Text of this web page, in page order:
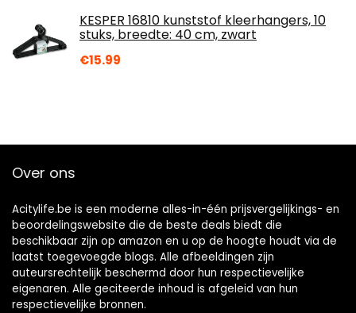
KESPER 16810 kunststof kleerhangers, 10
stuks, breedte: 40 cm, zwart
€15.99
Over ons
Acitylife.be is een moderne alles-in-één prijsvergelijkings- en
beoordelingswebsite die de beste deals biedt die
beschikbaar zijn op amazon en u op de hoogte houdt via de
laatst toegevoegde blogs. Alle afbeeldingen zijn
auteursrechtelijk beschermd door hun respectievelijke
eigenaren. Alle geciteerde inhoud is afgeleid van hun
respectievelijke bronnen.